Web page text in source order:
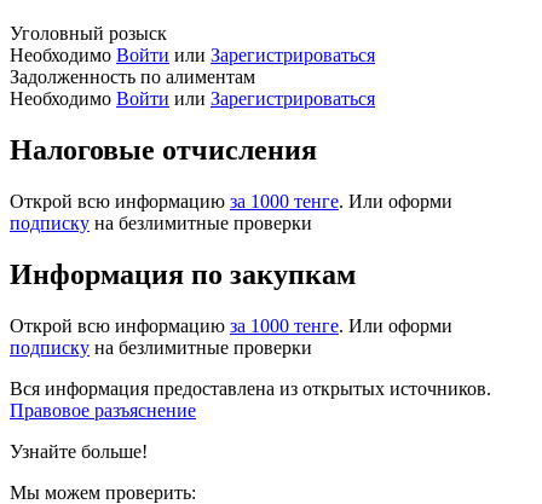
Уголовный розыск
Необходимо Войти или Зарегистрироваться
Задолженность по алиментам
Необходимо Войти или Зарегистрироваться
Налоговые отчисления
Открой всю информацию за 1000 тенге. Или оформи
подписку на безлимитные проверки
Информация по закупкам
Открой всю информацию за 1000 тенге. Или оформи
подписку на безлимитные проверки
Вся информация предоставлена из открытых источников.
Правовое разъяснение
Узнайте больше!
Мы можем проверить: